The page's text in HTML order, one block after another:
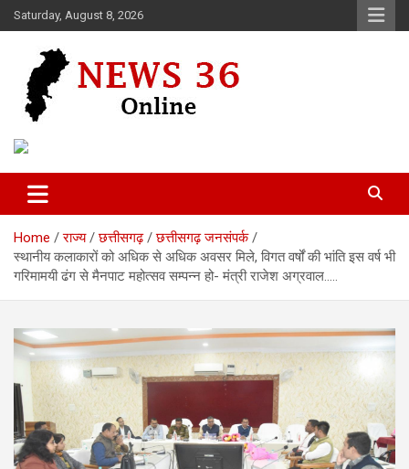
Skip
to
Saturday, August 8, 2026
News 36
Home राज्य छत्तीसगढ़
छत्तीसगढ़ जनसंपर्क
स्थानीय कलाकारों को अधिक से अधिक अवसर मिले, विगत वर्षों की भांति इस वर्ष भी
गरिमामयी ढंग से मैनपाट महोत्सव सम्पन्न हो- मंत्री राजेश अग्रवाल…..